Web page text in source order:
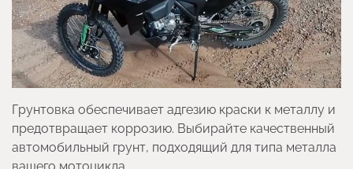
Грунтовка обеспечивает адгезию краски к металлу и
предотвращает коррозию. Выбирайте качественный
автомобильный грунт, подходящий для типа металла